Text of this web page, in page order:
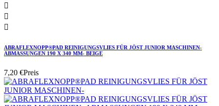



ABRAFLEXNOPP®PAD REINIGUNGSVLIES FÜR JÖST JUNIOR MASCHINEN-
ABMASSUNGEN 190 X 340 MM- BEIGE
7,20 €Preis